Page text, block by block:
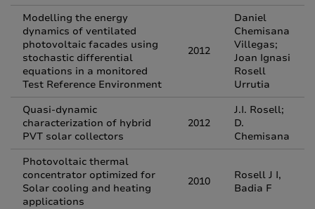
Modelling the energy
dynamics of ventilated
photovoltaic facades using
stochastic differential
equations in a monitored
Test Reference Environment
2012
Daniel
Chemisana
Villegas;
Joan Ignasi
Rosell
Urrutia
Quasi-dynamic
characterization of hybrid
PVT solar collectors
2012
J.I. Rosell;
D.
Chemisana
Photovoltaic thermal
concentrator optimized for
Solar cooling and heating
applications
2010
Rosell J I,
Badia F